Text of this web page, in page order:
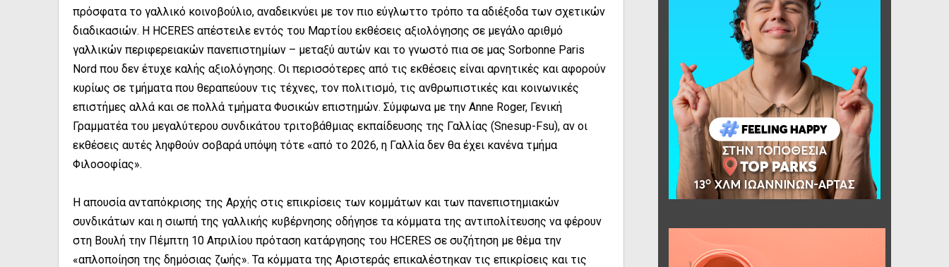
πρόσφατα το γαλλικό κοινοβούλιο, αναδεικνύει με τον πιο εύγλωττο τρόπο τα αδιέξοδα των σχετικών
διαδικασιών. Η HCERES απέστειλε εντός του Μαρτίου εκθέσεις αξιολόγησης σε μεγάλο αριθμό
γαλλικών περιφερειακών πανεπιστημίων – μεταξύ αυτών και το γνωστό πια σε μας Sorbonne Paris
Nord που δεν έτυχε καλής αξιολόγησης. Οι περισσότερες από τις εκθέσεις είναι αρνητικές και αφορούν
κυρίως σε τμήματα που θεραπεύουν τις τέχνες, τον πολιτισμό, τις ανθρωπιστικές και κοινωνικές
επιστήμες αλλά και σε πολλά τμήματα Φυσικών επιστημών. Σύμφωνα με την Anne Roger, Γενική
Γραμματέα του μεγαλύτερου συνδικάτου τριτοβάθμιας εκπαίδευσης της Γαλλίας (Snesup-Fsu), αν οι
εκθέσεις αυτές ληφθούν σοβαρά υπόψη τότε «από το 2026, η Γαλλία δεν θα έχει κανένα τμήμα
Φιλοσοφίας».
Η απουσία ανταπόκρισης της Αρχής στις επικρίσεις των κομμάτων και των πανεπιστημιακών
συνδικάτων και η σιωπή της γαλλικής κυβέρνησης οδήγησε τα κόμματα της αντιπολίτευσης να φέρουν
στη Βουλή την Πέμπτη 10 Απριλίου πρόταση κατάργησης του HCERES σε συζήτηση με θέμα την
«απλοποίηση της δημόσιας ζωής». Τα κόμματα της Αριστεράς επικαλέστηκαν τις επικρίσεις και τις